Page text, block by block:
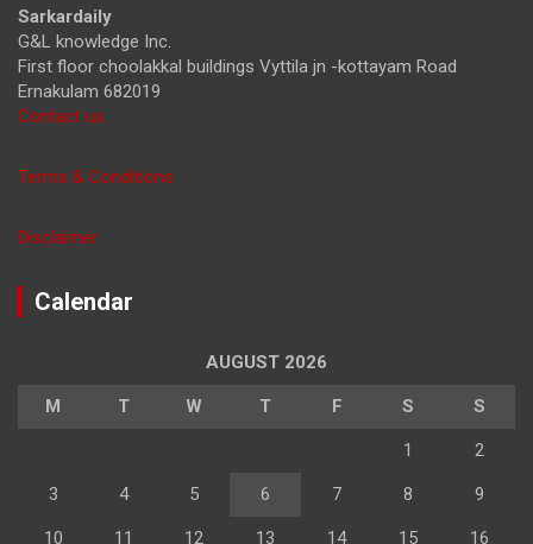
Sarkardaily
G&L knowledge Inc.
First floor choolakkal buildings Vyttila jn -kottayam Road
Ernakulam 682019
Contact us
Terms & Conditions
Disclaimer
Calendar
AUGUST 2026
M T W T F S S
1 2
3 4 5 6 7 8 9
10 11 12 13 14 15 16